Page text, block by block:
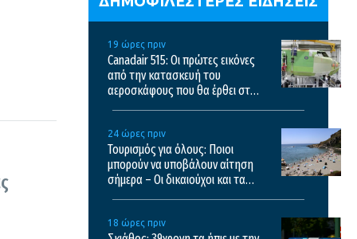
19 ώρες πριν
Canadair 515: Οι πρώτες εικόνες
από την κατασκευή του
αεροσκάφους που θα έρθει στην
24 ώρες πριν
Τουρισμός για όλους: Ποιοι
μπορούν να υποβάλουν αίτηση
σήμερα – Οι δικαιούχοι και τα
18 ώρες πριν